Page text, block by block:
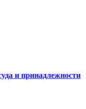
и принадлежности